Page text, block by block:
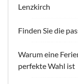
Lenzkirch
Finden Sie die
Warum eine
perfekte Wahl ist